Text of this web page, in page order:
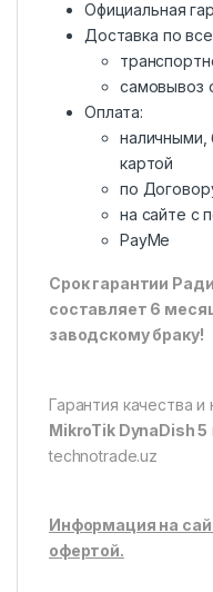
Официальная
Доставка по
самовывоз
Оплата:
наличными,
картой
по
на сайте с
PayMe
Срок гарантии
составляет 6
заводскому браку!
Гарантия качества и
MikroTik DynaDish 5
technotrade.uz
Информация на
офертой.